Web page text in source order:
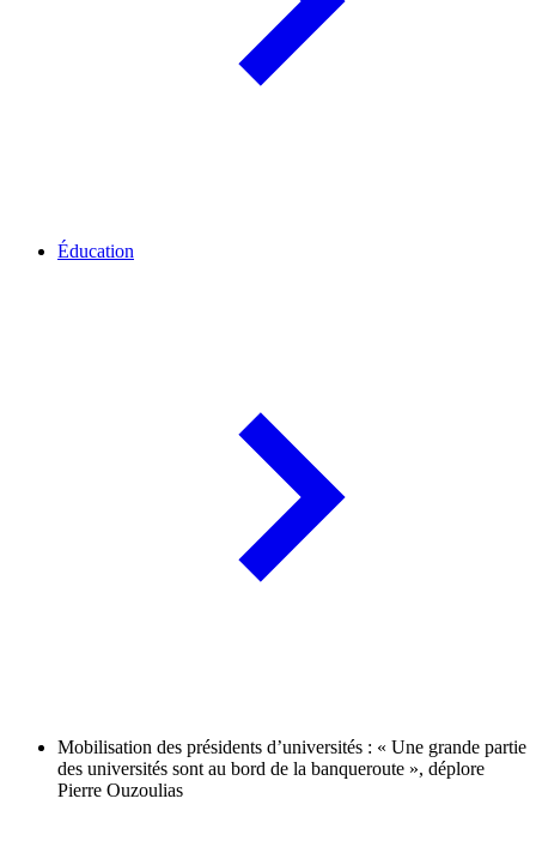
Éducation
Mobilisation des présidents d’universités : « Une grande partie
des universités sont au bord de la banqueroute », déplore
Pierre Ouzoulias